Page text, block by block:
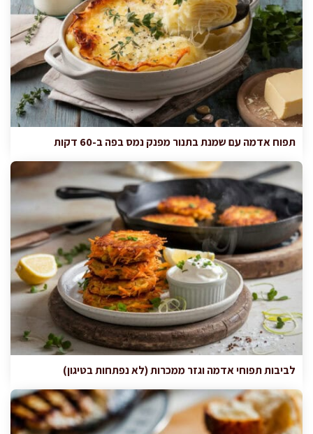
תפוח אדמה עם שמנת בתנור מפנק נמס בפה ב-60 דקות
לביבות תפוחי אדמה וגזר ממכרות (לא נפתחות בטיגון)